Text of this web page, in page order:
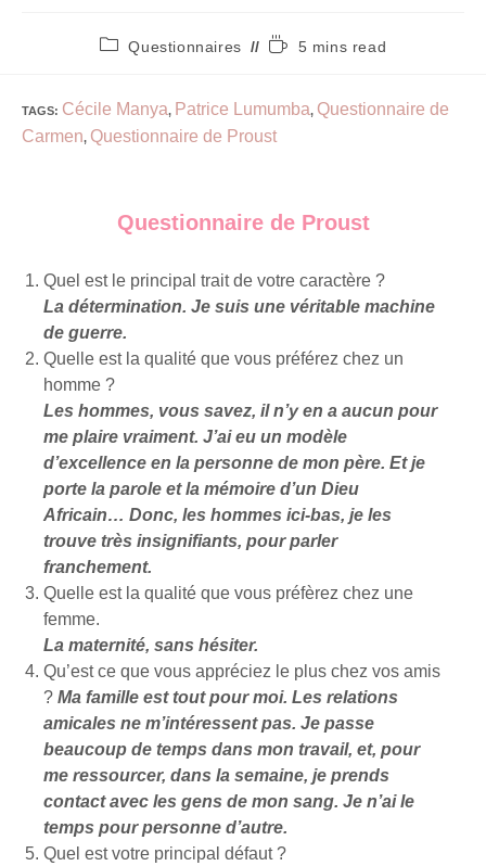
Questionnaires 5 mins read
TAGS: Cécile Manya, Patrice Lumumba, Questionnaire de
Carmen, Questionnaire de Proust
Questionnaire de Proust
Quel est le principal trait de votre caractère ?
La détermination. Je suis une véritable machine
de guerre.
Quelle est la qualité que vous préférez chez un
homme ?
Les hommes, vous savez, il n’y en a aucun pour
me plaire vraiment. J’ai eu un modèle
d’excellence en la personne de mon père. Et je
porte la parole et la mémoire d’un Dieu
Africain… Donc, les hommes ici-bas, je les
trouve très insignifiants, pour parler
franchement.
Quelle est la qualité que vous préfèrez chez une
femme.
La maternité, sans hésiter.
Qu’est ce que vous appréciez le plus chez vos amis
? Ma famille est tout pour moi. Les relations
amicales ne m’intéressent pas. Je passe
beaucoup de temps dans mon travail, et, pour
me ressourcer, dans la semaine, je prends
contact avec les gens de mon sang. Je n’ai le
temps pour personne d’autre.
Quel est votre principal défaut ?